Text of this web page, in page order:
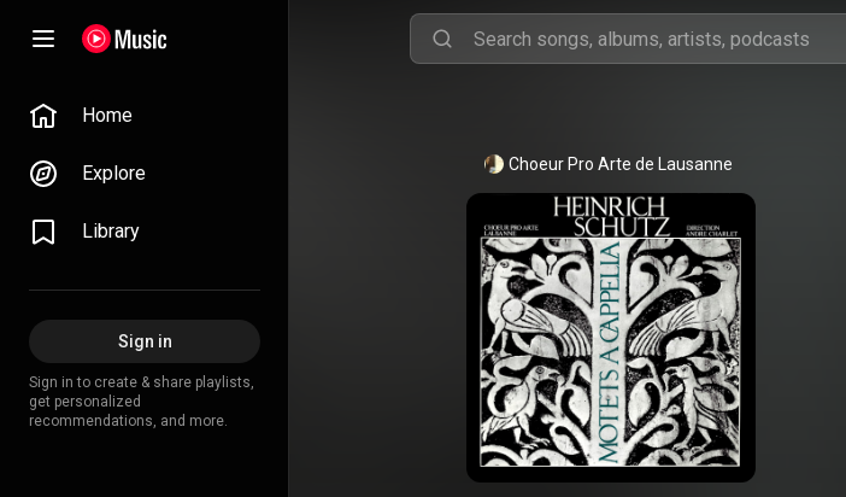
Home
Explore
Library
Sign in
Sign in to create & share playlists,
get personalized
recommendations, and more.
Choeur Pro Arte de Lausanne